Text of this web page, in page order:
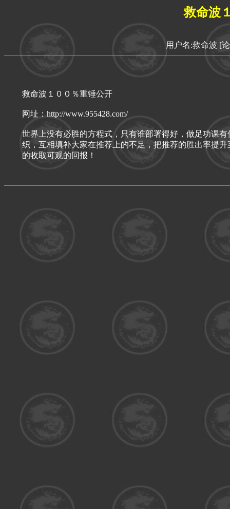
救命波
用户名:救命波 [
救命波１００％重锤公开
网址：http://www.955428.com/
世界上没有必胜的方程式，只有谁部署得好，做足功课
织，互相填补大家在推荐上的不足，把推荐的胜出率提
的收取可观的回报！